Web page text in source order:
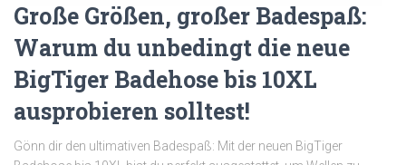
Große Größen, großer Badespaß:
Warum du unbedingt die neue
BigTiger Badehose bis 10XL
ausprobieren solltest!
Gönn dir den ultimativen Badespaß: Mit der neuen BigTiger